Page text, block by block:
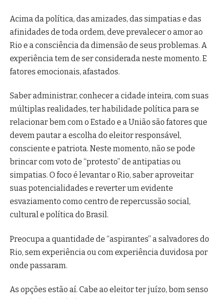
Acima da política, das amizades, das simpatias e das
afinidades de toda ordem, deve prevalecer o amor ao
Rio e a consciência da dimensão de seus problemas. A
experiência tem de ser considerada neste momento. E
fatores emocionais, afastados.
Saber administrar, conhecer a cidade inteira, com suas
múltiplas realidades, ter habilidade política para se
relacionar bem com o Estado e a União são fatores que
devem pautar a escolha do eleitor responsável,
consciente e patriota. Neste momento, não se pode
brincar com voto de “protesto” de antipatias ou
simpatias. O foco é levantar o Rio, saber aproveitar
suas potencialidades e reverter um evidente
esvaziamento como centro de repercussão social,
cultural e política do Brasil.
Preocupa a quantidade de “aspirantes” a salvadores do
Rio, sem experiência ou com experiência duvidosa por
onde passaram.
As opções estão aí. Cabe ao eleitor ter juízo, bom senso